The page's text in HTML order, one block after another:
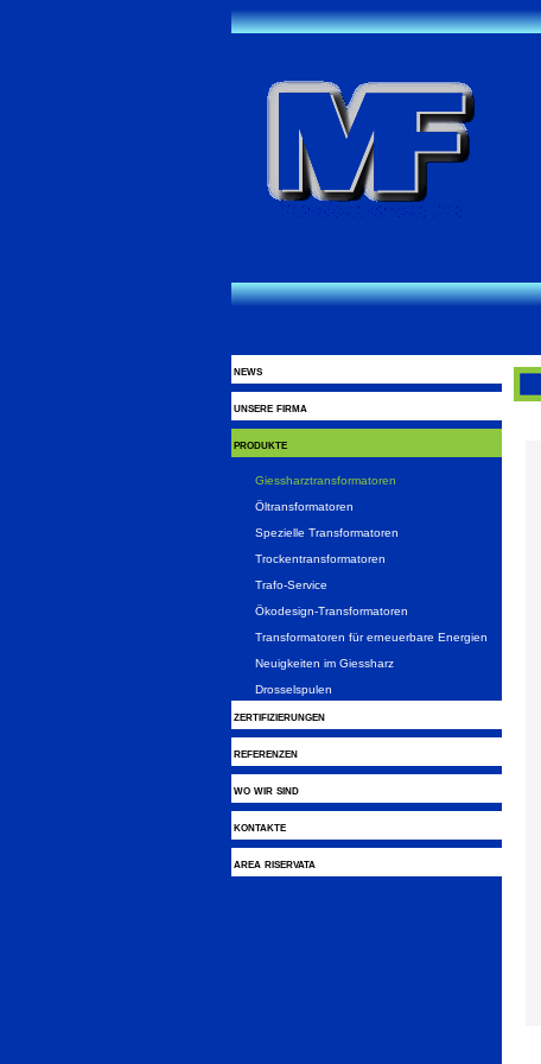
news
unsere firma
produkte
Giessharztransformatoren
Öltransformatoren
Spezielle Transformatoren
Trockentransformatoren
Trafo-Service
Ökodesign-Transformatoren
Transformatoren für erneuerbare Energien
Neuigkeiten im Giessharz
Drosselspulen
zertifizierungen
referenzen
wo wir sind
kontakte
area riservata